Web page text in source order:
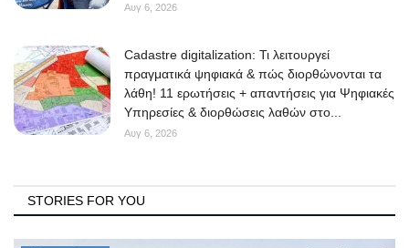
Αυγ 6, 2026
Cadastre digitalization: Τι λειτουργεί
πραγματικά ψηφιακά & πώς διορθώνονται τα
λάθη! 11 ερωτήσεις + απαντήσεις για Ψηφιακές
Υπηρεσίες & διορθώσεις λαθών στο...
Αυγ 6, 2026
STORIES FOR YOU